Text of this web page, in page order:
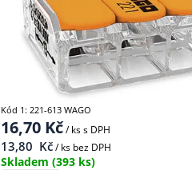
16,70Kč/ kss DPH
13,80 Kč/ ks bez DPH
Skladem (393 ks)
Kód 1: 221-613 WAGO